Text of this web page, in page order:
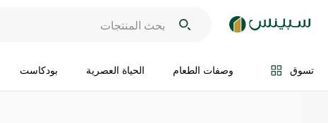
تسوق وصفات الطعام الحياة العصرية بودكاست
اضف الى السلة